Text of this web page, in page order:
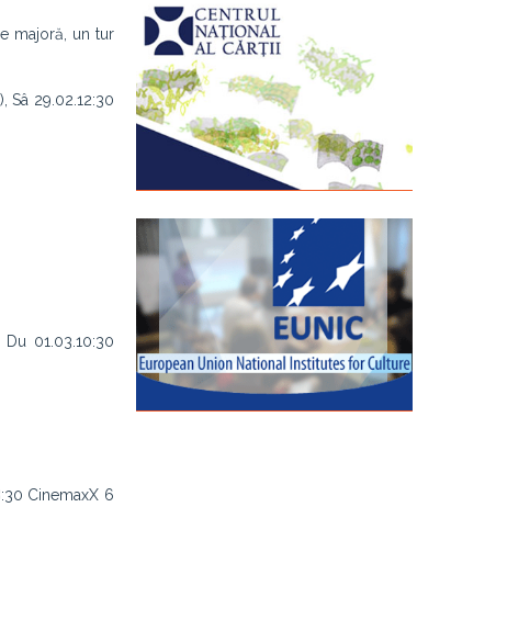
majoră, un tur
Sâ 29.02.12:30
01.03.10:30
CinemaxX 6